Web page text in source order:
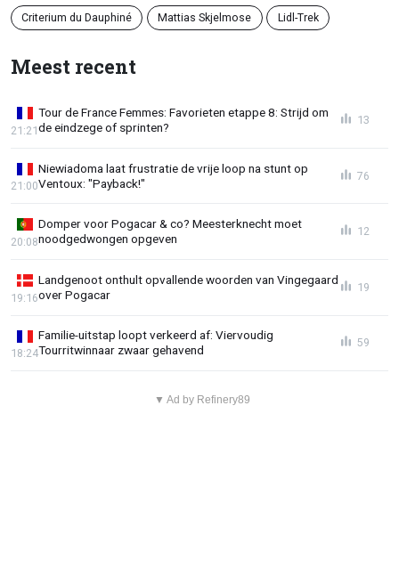
Criterium du Dauphiné Mattias Skjelmose Lidl-Trek
Meest recent
Tour de France Femmes: Favorieten etappe 8: Strijd om
de eindzege of sprinten?
21:21
13
Niewiadoma laat frustratie de vrije loop na stunt op
Ventoux: "Payback!"
21:00
76
Domper voor Pogacar & co? Meesterknecht moet
noodgedwongen opgeven
20:08
12
Landgenoot onthult opvallende woorden van Vingegaard
over Pogacar
19:16
19
Familie-uitstap loopt verkeerd af: Viervoudig
Tourritwinnaar zwaar gehavend
18:24
59
▼ Ad by Refinery89